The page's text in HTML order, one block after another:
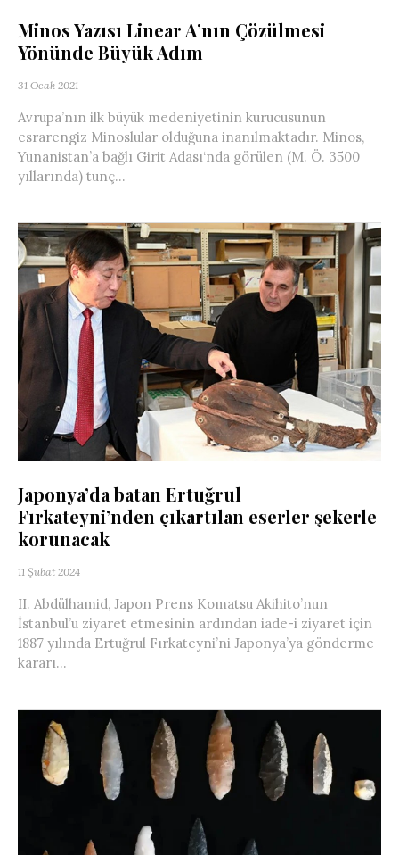
Minos Yazısı Linear A’nın Çözülmesi
Yönünde Büyük Adım
31 Ocak 2021
Avrupa’nın ilk büyük medeniyetinin kurucusunun
esrarengiz Minoslular olduğuna inanılmaktadır. Minos,
Yunanistan’a bağlı Girit Adası‘nda görülen (M. Ö. 3500
yıllarında) tunç...
Japonya’da batan Ertuğrul
Fırkateyni’nden çıkartılan eserler şekerle
korunacak
11 Şubat 2024
II. Abdülhamid, Japon Prens Komatsu Akihito’nun
İstanbul’u ziyaret etmesinin ardından iade-i ziyaret için
1887 yılında Ertuğrul Fırkateyni’ni Japonya’ya gönderme
kararı...